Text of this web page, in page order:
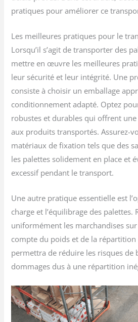
pratiques pour améliorer ce
Les meilleures pratiques pour le
Lorsqu’il s’agit de transporter des
mettre en œuvre les meilleures
leur sécurité et leur intégrité. Une
consiste à choisir un emballage
conditionnement adapté. Optez
robustes et durables qui offrent
aux produits transportés. Assurez-
matériaux de fixation tels que des
les palettes solidement en place et
excessif pendant le transport.
Une autre pratique essentielle est
charge et l’équilibrage des palettes.
uniformément les marchandises
compte du poids et de la répartition
permettra de réduire les risques de
dommages dus à une répartition